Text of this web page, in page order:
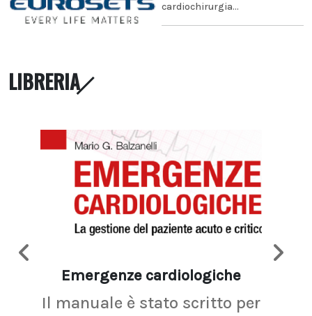
cardiochirurgia...
LIBRERIA
Emergenze cardiologiche
Il manuale è stato scritto per